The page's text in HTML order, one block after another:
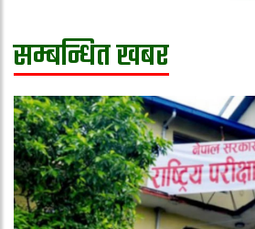
सम्बन्धित खबर